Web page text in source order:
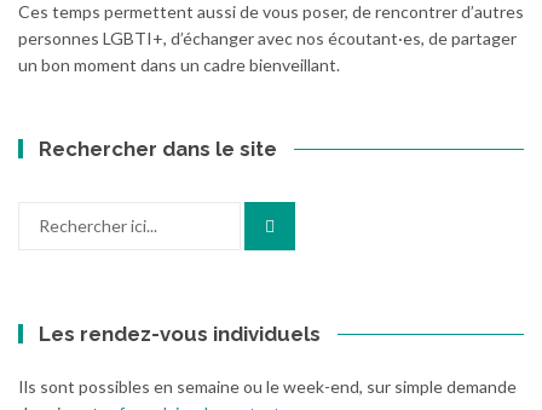
Ces temps permettent aussi de vous poser, de rencontrer d’autres
personnes LGBTI+, d’échanger avec nos écoutant·es, de partager
un bon moment dans un cadre bienveillant.
Rechercher dans le site
Les rendez-vous individuels
Ils sont possibles en semaine ou le week-end, sur simple demande